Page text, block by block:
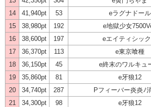
14
41,940pt 53 eラグナドール
15
38,980pt 192 e地獄少女
16
38,600pt 197 eエイティシッ
17
36,370pt 113 e東京喰種
18
36,150pt 45 e終末のワルキュ
19
35,860pt 81 e牙狼12
20
34,740pt 287 Pフィーバー炎炎ﾉ
21
34,300pt 98 e牙狼12